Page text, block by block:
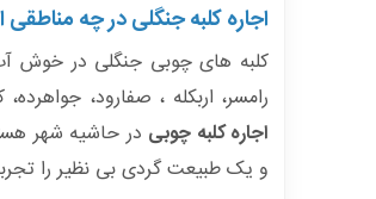
اجاره کلبه جنگلی در چه
کلبه های چوبی جنگلی در خوش آب
رامسر، اربکله ، صفارود،
اجاره کلبه چوبی در حاشیه شهر
و یک طبیعت گردی بی نظیر را